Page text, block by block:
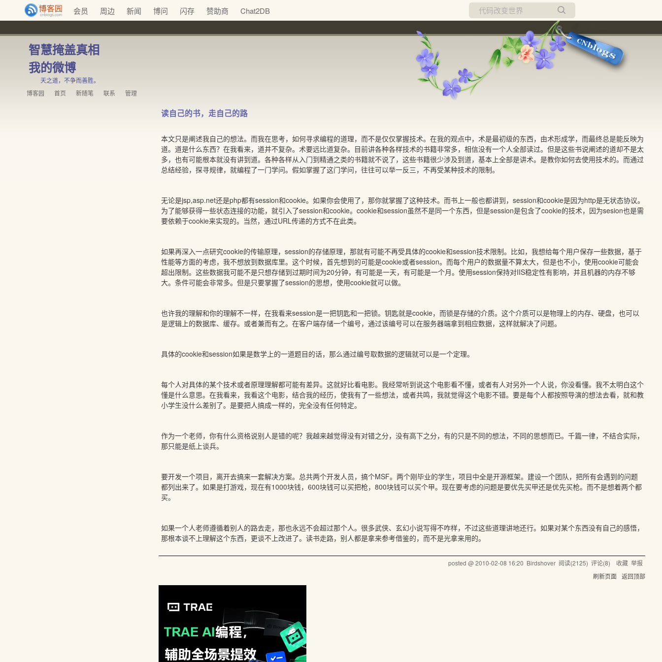
会员 周边 新闻 博问 闪存 赞助商 Chat2DB
所有博客
当前博客
智慧掩盖真相
我的微博
天之道，不争而善胜。
博客园
首页 新随笔 联系 管理
读自己的书，走自己的路
本文只是阐述我自己的想法。而我在思考，如何寻求编程的道理，而不是仅仅掌握技术。在我的观点中，术是最初级的东西，由术形成学，而最终总是能反映为
道。道是什么东西？在我看来，道并不复杂。术要远比道复杂。目前讲各种各样技术的书籍非常多，相信没有一个人全部读过。但是这些书说阐述的道却不是太
多，也有可能根本就没有讲到道。各种各样从入门到精通之类的书籍就不说了，这些书籍很少涉及到道，基本上全部是讲术。是教你如何去使用技术的。而通过
总结经验，探寻规律，就编程了一门学问。假如掌握了这门学问，往往可以举一反三，不再受某种技术的限制。
无论是jsp,asp.net还是php都有session和cookie。如果你会使用了，那你就掌握了这种技术。而书上一般也都讲到，session和cookie是因为http是无状态协议。
为了能够获得一些状态连接的功能，就引入了session和cookie。cookie和session虽然不是同一个东西，但是session是包含了cookie的技术，因为sesion也是需
要依赖于cookie来实现的。当然，通过URL传递的方式不在此类。
如果再深入一点研究cookie的传输原理，session的存储原理，那就有可能不再受具体的cookie和session技术限制。比如，我想给每个用户保存一些数据，基于
性能等方面的考虑，我不想放到数据库里。这个时候，首先想到的可能是cookie或者session。而每个用户的数据量不算太大，但是也不小，使用cookie可能会
超出限制。这些数据我可能不是只想存储到过期时间为20分钟，有可能是一天，有可能是一个月。使用session保持对IIS稳定性有影响，并且机器的内存不够
大。条件可能会非常多。但是只要掌握了session的思想，使用cookie就可以做。
也许我的理解和你的理解不一样，在我看来session是一把钥匙和一把锁。钥匙就是cookie，而锁是存储的介质。这个介质可以是物理上的内存、硬盘，也可以
是逻辑上的数据库、缓存。或者兼而有之。在客户端存储一个编号，通过该编号可以在服务器端拿到相应数据，这样就解决了问题。
具体的cookie和session如果是数学上的一道题目的话，那么通过编号取数据的逻辑就可以是一个定理。
每个人对具体的某个技术或者原理理解都可能有差异。这就好比看电影。我经常听到说这个电影看不懂，或者有人对另外一个人说，你没看懂。我不太明白这个
懂是什么意思。在我看来，我看这个电影，结合我的经历，使我有了一些想法，或者共鸣，我就觉得这个电影不错。要是每个人都按照导演的想法去看，就和教
小学生没什么差别了。是要把人搞成一样的，完全没有任何特定。
作为一个老师，你有什么资格说别人是错的呢？我越来越觉得没有对错之分，没有高下之分，有的只是不同的想法，不同的思想而已。千篇一律，不结合实际，
那只能是纸上谈兵。
要开发一个项目，离开去搞来一套解决方案。总共两个开发人员，搞个MSF。两个刚毕业的学生，项目中全是开源框架。建设一个团队，把所有会遇到的问题
都列出来了。如果是打游戏，现在有1000块钱，600块钱可以买把枪，800块钱可以买个甲。现在要考虑的问题是要优先买甲还是优先买枪。而不是想着两个都
买。
如果一个人老师遵循着别人的路去走，那也永远不会超过那个人。很多武侠、玄幻小说写得不咋样，不过这些道理讲地还行。如果对某个东西没有自己的感悟，
那根本谈不上理解这个东西，更谈不上改进了。读书走路，别人都是拿来参考借鉴的，而不是光拿来用的。
posted @2010-02-08 16:20 Birdshover 阅读(2125) 评论(8) 收藏 举报
刷新页面
返回顶部